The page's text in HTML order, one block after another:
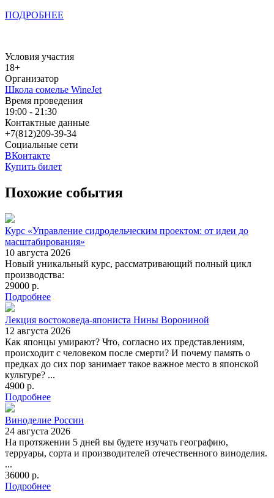
ПОДРОБНЕЕ
Условия участия
18+
Организатор
Школа сомелье WineJet
Время проведения
19:00 - 21:30
Контактные данные
+7(812)209-39-34
Социальные сети
ВКонтакте
Купить билет
Похожие события
Курс «Управление сидродельческим проектом: от идеи до
масштабирования»
10 августа 2026
Новый уникальный курс, рассматривающий полный цикл
производства:
29000 р.
Подробнее
Лекция востоковеда-япониста Нины Ворониной
12 августа 2026
Как японцы умирают? Что, согласно их представлениям,
происходит с человеком после смерти? И почему память о
предках до сих пор занимает такое важное место в японской
культуре? ...
4900 р.
Подробнее
Виноделие России
24 августа 2026
На протяжении 5 дней вы будете изучать географию,
терруары, сорта и производителей отечественного виноделия.
...
36000 р.
Подробнее